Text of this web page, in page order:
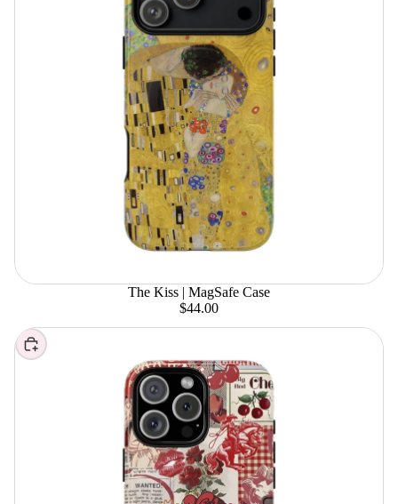
The Kiss | MagSafe Case
$44.00
Elegir